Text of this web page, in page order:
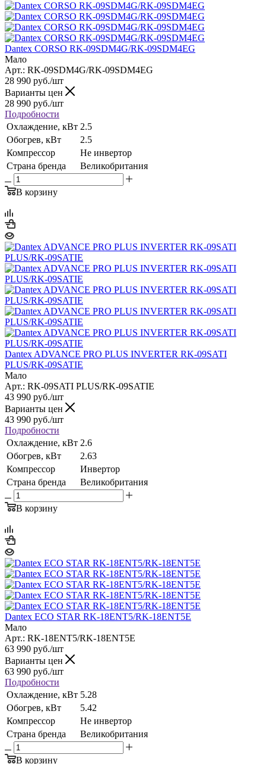
Dantex CORSO RK-09SDM4G/RK-09SDM4EG
Мало
Арт.: RK-09SDM4G/RK-09SDM4EG
28 990 руб./шт
Варианты цен
28 990 руб./шт
Подробности
Охлаждение, кВт 2.5
Обогрев, кВт
2.5
Компрессор
Не инвертор
Страна бренда
Великобритания
В корзину
Dantex ADVANCE PRO PLUS INVERTER RK-09SATI
PLUS/RK-09SATIE
Мало
Арт.: RK-09SATI PLUS/RK-09SATIE
43 990 руб./шт
Варианты цен
43 990 руб./шт
Подробности
Охлаждение, кВт 2.6
Обогрев, кВт
2.63
Компрессор
Инвертор
Страна бренда
Великобритания
В корзину
Dantex ECO STAR RK-18ENT5/RK-18ENT5E
Мало
Арт.: RK-18ENT5/RK-18ENT5E
63 990 руб./шт
Варианты цен
63 990 руб./шт
Подробности
Охлаждение, кВт 5.28
Обогрев, кВт
5.42
Компрессор
Не инвертор
Страна бренда
Великобритания
В корзину